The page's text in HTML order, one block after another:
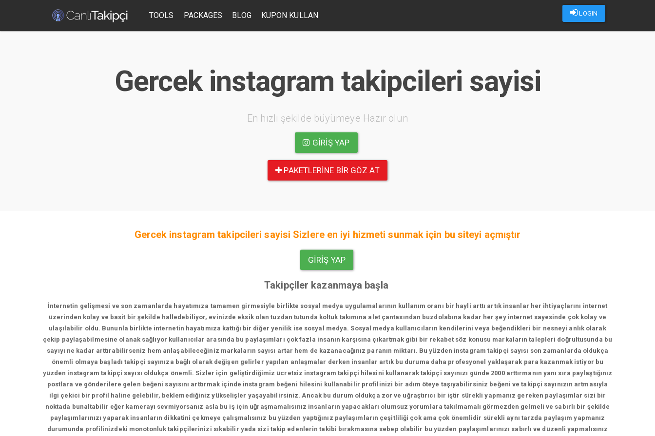
LOGIN
TOOLS PACKAGES BLOG KUPON KULLAN
Gercek instagram takipcileri sayisi
En hızlı şekilde büyümeye Hazır olun
GIRIŞ YAP
PAKETLERINE BIR GÖZ AT
Gercek instagram takipcileri sayisi Sizlere en iyi hizmeti sunmak için bu siteyi açmıştır
GIRIŞ YAP
Takipçiler kazanmaya başla
İnternetin gelişmesi ve son zamanlarda hayatımıza tamamen girmesiyle birlikte sosyal medya uygulamalarının kullanım oranı bir hayli arttı artık insanlar her ihtiyaçlarını internet
üzerinden kolay ve basit bir şekilde halledebiliyor, evinizde eksik olan tuzdan tutunda koltuk takımına alet çantasından buzdolabına kadar her şey internet sayesinde çok kolay ve
ulaşılabilir oldu. Bununla birlikte internetin hayatımıza kattığı bir diğer yenilik ise sosyal medya. Sosyal medya kullanıcıların kendilerini veya beğendikleri bir nesneyi anlık olarak
çekip paylaşabilmesine olanak sağlıyor kullanıcılar arasında bu paylaşımları çok fazla insanın karşısına çıkartmak gibi bir rekabet söz konusu markaların talepleri doğrultusunda bu
sayıyı ne kadar arttırabilirseniz hem anlaşabileceğiniz markaların sayısı artar hem de kazanacağınız paranın miktarı. Bu yüzden instagram takipçi sayısı son zamanlarda oldukça
önemli olmaya başladı takipçi sayınıza bağlı olarak değişen gelirler yapılan anlaşmalar derken insanlar artık bu duruma daha profesyonel yaklaşarak para kazanmak istiyor bu
yüzden instagram takipçi sayısı oldukça önemli. Sizler için geliştirdiğimiz ücretsiz instagram takipçi hilesini kullanarak takipçi sayınızı günde 2000 arttırmanın yanı sıra paylaştığınız
postlara ve gönderilere gelen beğeni sayısını arttırmak içinde instagram beğeni hilesini kullanabilir profilinizi bir adım öteye taşıyabilirsiniz beğeni ve takipçi sayınızın artmasıyla
ilgi çekici bir profil haline gelebilir, beklemediğiniz yükselişler yaşayabilirsiniz. Ancak bu durum oldukça zor ve uğraştırıcı bir iştir sürekli yapmanız gereken paylaşımlar sizi bir
noktada bunaltabilir eğer kamerayı sevmiyorsanız asla bu iş için uğraşmamalısınız insanların yapacakları olumsuz yorumlara takılmamalı görmezden gelmeli ve sabırlı bir şekilde
paylaşımlarınızı yaparak insanların dikkatini çekmeye çalışmalısınız bu yüzden yaptığınız paylaşımların çeşitliliği çok ama çok önemlidir sürekli aynı tarzda paylaşım yapmanız
durumunda profilinizdeki monotonluk takipçilerinizi sıkabilir yada sizi takip edenlerin takibi bırakmasına sebep olabilir bu yüzden paylaşımlarınızı sabırlı ve düzenli yapmalısınız